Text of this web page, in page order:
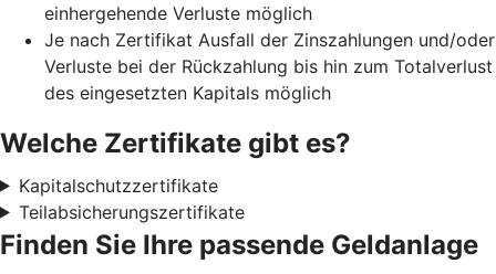
einhergehende Verluste möglich
Je nach Zertifikat Ausfall der Zinszahlungen und/oder
Verluste bei der Rückzahlung bis hin zum Totalverlust
des eingesetzten Kapitals möglich
Welche Zertifikate gibt es?
Kapitalschutzzertifikate
Teilabsicherungszertifikate
Finden Sie Ihre passende Geldanlage